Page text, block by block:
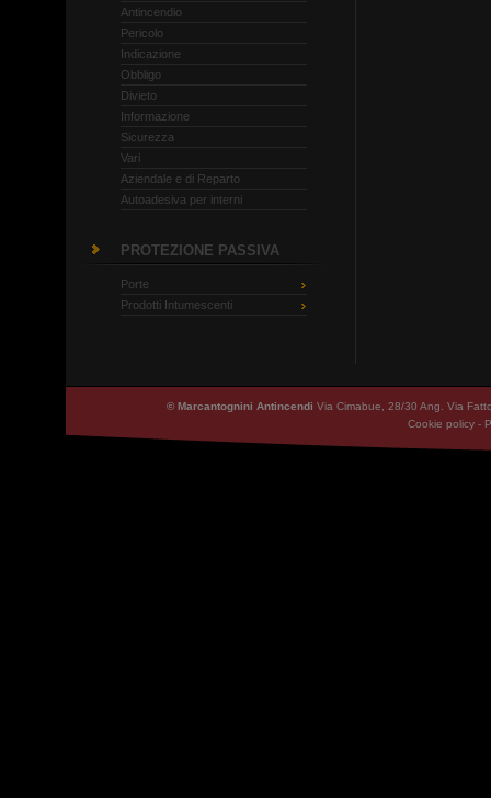
Antincendio
Pericolo
Indicazione
Obbligo
Divieto
Informazione
Sicurezza
Vari
Aziendale e di Reparto
Autoadesiva per interni
PROTEZIONE PASSIVA
Porte
Prodotti Intumescenti
© Marcantognini Antincendi Via Cimabue, 28/30 Ang. Via
Cookie policy-